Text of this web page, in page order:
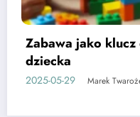
Etapy rozwoju
wspierać
2025-06-05 Marek